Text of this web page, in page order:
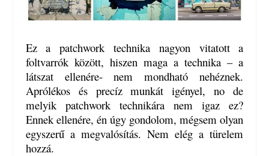
Ez a patchwork technika nagyon vitatott a
foltvarrók között, hiszen maga a technika – a
látszat ellenére- nem mondható nehéznek.
Aprólékos és precíz munkát igényel, no de
melyik patchwork technikára nem igaz ez?
Ennek ellenére, én úgy gondolom, mégsem olyan
egyszerű a megvalósítás. Nem elég a türelem
hozzá.